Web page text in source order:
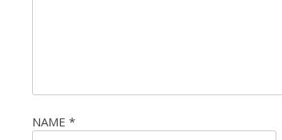
NAME *